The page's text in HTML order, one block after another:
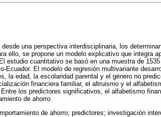
una perspectiva interdisciplinaria, los
ello, se propone un modelo explicativo que integra
estudio cuantitativo se basó en una muestra de
Ecuador. El modelo de regresión multivariante
la edad, la escolaridad parental y el género no
financiera familiar, el altruismo y el
los predictores significativos, el alfabetismo
de ahorro.
de ahorro; predictores; investigación